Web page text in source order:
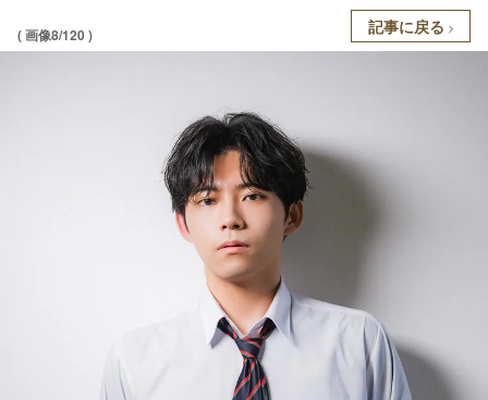
( 画像8/120 ) 記事に戻る